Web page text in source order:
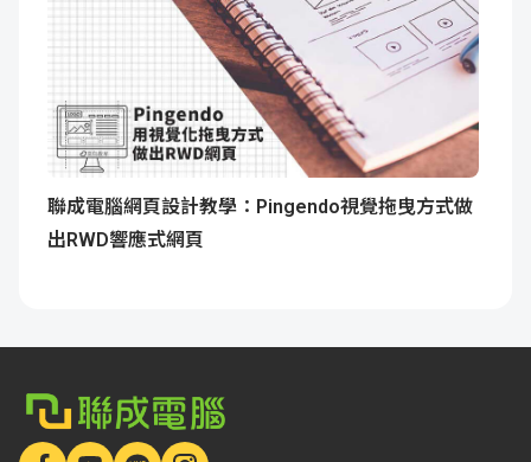
聯成電腦網頁設計教學：Pingendo視覺拖曳方式做
出RWD響應式網頁